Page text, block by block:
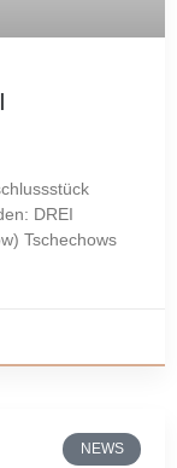
DREI
Tschechows
NEWS